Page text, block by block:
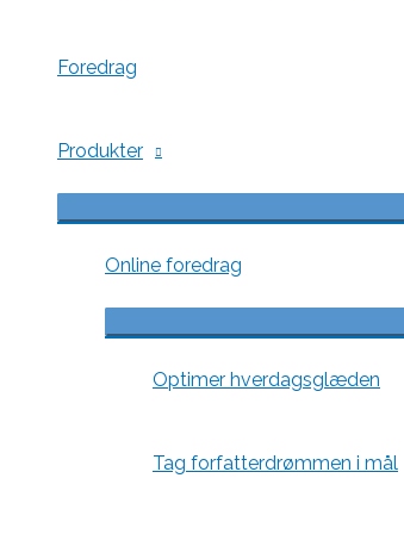
Foredrag
Produkter
Menu
Online foredrag
Menu
Optimer hverdagsglæden
Tag forfatterdrømmen i mål